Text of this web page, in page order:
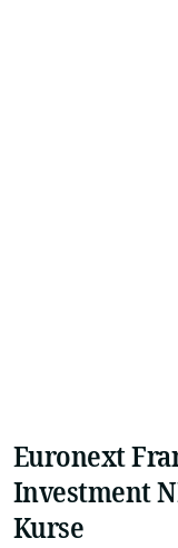
Euronext
Investment
Kurse